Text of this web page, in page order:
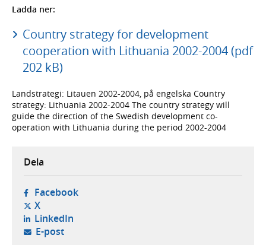
Ladda ner:
Country strategy for development
cooperation with Lithuania 2002-2004 (pdf
202 kB)
Landstrategi: Litauen 2002-2004, på engelska Country
strategy: Lithuania 2002-2004 The country strategy will
guide the direction of the Swedish development co-
operation with Lithuania during the period 2002-2004
Dela
Facebook- öppnas i ny flik, extern webbplats,
X- öppnas i ny flik, extern webbplats,
LinkedIn- öppnas i ny flik, extern webbplats,
E-post- öppnar din e-postklient,